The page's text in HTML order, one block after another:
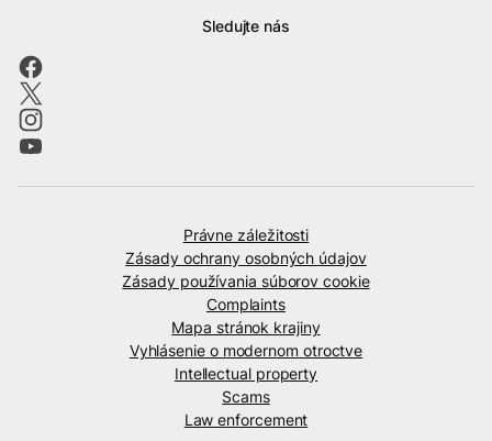
Sledujte nás
Právne záležitosti
Zásady ochrany osobných údajov
Zásady používania súborov cookie
Complaints
Mapa stránok krajiny
Vyhlásenie o modernom otroctve
Intellectual property
Scams
Law enforcement